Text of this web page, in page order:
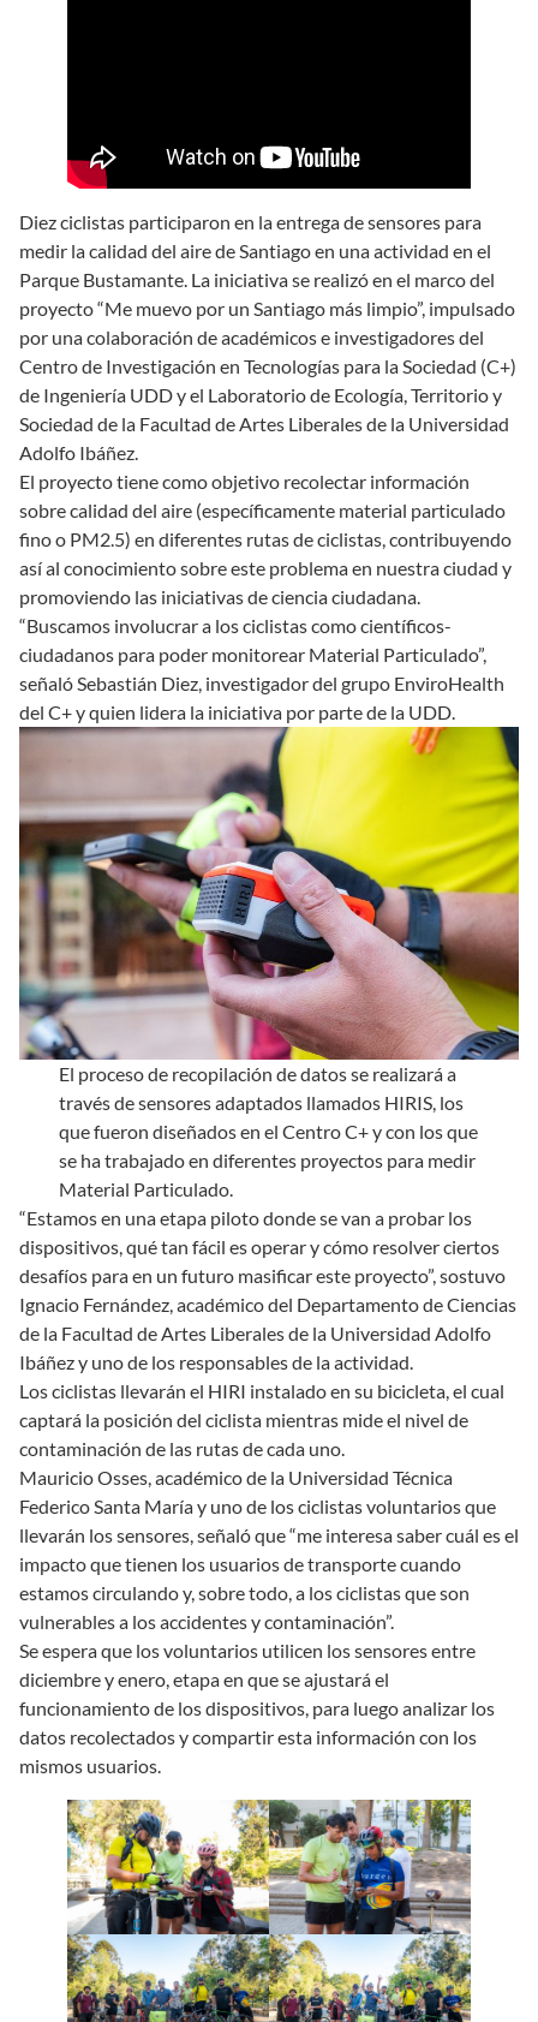
Diez ciclistas participaron en la entrega de sensores para
medir la calidad del aire de Santiago en una actividad en el
Parque Bustamante. La iniciativa se realizó en el marco del
proyecto “Me muevo por un Santiago más limpio”, impulsado
por una colaboración de académicos e investigadores del
Centro de Investigación en Tecnologías para la Sociedad (C+)
de Ingeniería UDD y el Laboratorio de Ecología, Territorio y
Sociedad de la Facultad de Artes Liberales de la Universidad
Adolfo Ibáñez.
El proyecto tiene como objetivo recolectar información
sobre calidad del aire (específicamente material particulado
fino o PM2.5) en diferentes rutas de ciclistas, contribuyendo
así al conocimiento sobre este problema en nuestra ciudad y
promoviendo las iniciativas de ciencia ciudadana.
“Buscamos involucrar a los ciclistas como científicos-
ciudadanos para poder monitorear Material Particulado”,
señaló Sebastián Diez, investigador del grupo EnviroHealth
del C+ y quien lidera la iniciativa por parte de la UDD.
El proceso de recopilación de datos se realizará a
través de sensores adaptados llamados HIRIS, los
que fueron diseñados en el Centro C+ y con los que
se ha trabajado en diferentes proyectos para medir
Material Particulado.
“Estamos en una etapa piloto donde se van a probar los
dispositivos, qué tan fácil es operar y cómo resolver ciertos
desafíos para en un futuro masificar este proyecto”, sostuvo
Ignacio Fernández, académico del Departamento de Ciencias
de la Facultad de Artes Liberales de la Universidad Adolfo
Ibáñez y uno de los responsables de la actividad.
Los ciclistas llevarán el HIRI instalado en su bicicleta, el cual
captará la posición del ciclista mientras mide el nivel de
contaminación de las rutas de cada uno.
Mauricio Osses, académico de la Universidad Técnica
Federico Santa María y uno de los ciclistas voluntarios que
llevarán los sensores, señaló que “me interesa saber cuál es el
impacto que tienen los usuarios de transporte cuando
estamos circulando y, sobre todo, a los ciclistas que son
vulnerables a los accidentes y contaminación”.
Se espera que los voluntarios utilicen los sensores entre
diciembre y enero, etapa en que se ajustará el
funcionamiento de los dispositivos, para luego analizar los
datos recolectados y compartir esta información con los
mismos usuarios.